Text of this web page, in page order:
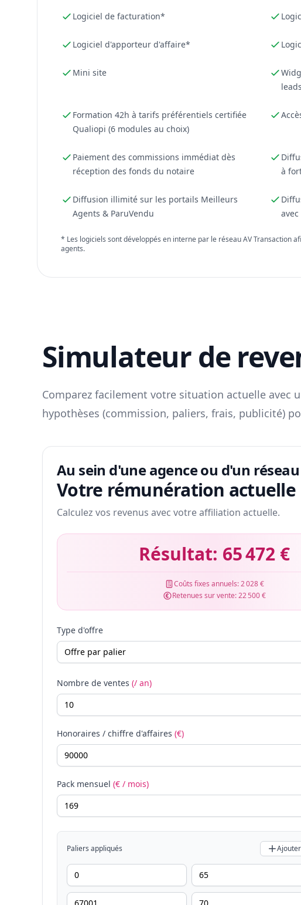
Logiciel de facturation*
Logiciel d'apporteur d'affaire*
Mini site
Formation 42h à tarifs préférentiels certifiée
Qualiopi (6 modules au choix)
Paiement des commissions immédiat dès
réception des fonds du notaire
à
Diffusion illimité sur les portails Meilleurs
Agents & ParuVendu
* Les logiciels sont développés en interne par le réseau AV Transaction
agents.
Simulateur de
Comparez facilement votre situation actuelle avec
hypothèses (commission, paliers, frais, publicité)
Au sein d'une agence ou d'un réseau
Votre rémunération actuelle
Calculez vos revenus avec votre affiliation actuelle.
Résultat: 65 472 €
Coûts fixes annuels:2 028 €
Retenues sur vente:22 500 €
Type d'offre
Nombre de ventes (/ an)
Honoraires / chiffre d'affaires (€)
Pack mensuel (€ / mois)
Paliers appliqués Ajouter